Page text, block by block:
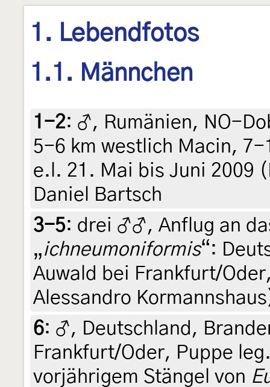
1. Lebendfotos
1.1. Männchen
1-2: ♂, Rumänien, NO-
5-6 km westlich Macin,
e.l. 21. Mai bis Juni 2009
Daniel Bartsch
3-5: drei ♂♂, Anflug an
„ichneumoniformis“:
Auwald bei Frankfurt/
Alessandro
6: ♂, Deutschland,
Frankfurt/Oder, Puppe
vorjährigem Stängel von